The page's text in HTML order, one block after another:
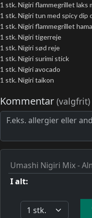
1 stk. Nigiri flammegrillet laks
1 stk. Nigiri tun med spicy dip
1 stk. Nigiri flammegrillet
1 stk. Nigiri tigerreje
1 stk. Nigiri sød reje
1 stk. Nigiri surimi stick
1 stk. Nigiri avocado
1 stk. Nigiri taikon